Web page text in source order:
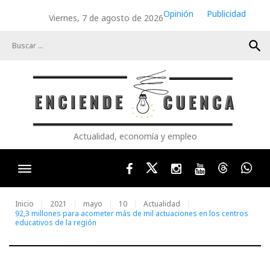
Viernes, 7 de agosto de 2026Opinión
Publicidad
search
Actualidad, economía y empleo
FacebookTwitterInstagram
YoutubeThreads
Inicio 2021 mayo 10
Actualidad
92,3 millones para acometer más de mil actuaciones en los centros
educativos de la región